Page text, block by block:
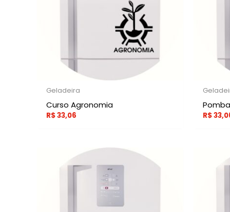
Geladeira
Curso Agronomia
R$33,06 R$